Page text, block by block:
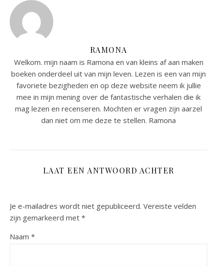
RAMONA
Welkom. mijn naam is Ramona en van kleins af aan maken
boeken onderdeel uit van mijn leven. Lezen is een van mijn
favoriete bezigheden en op deze website neem ik jullie
mee in mijn mening over de fantastische verhalen die ik
mag lezen en recenseren. Mochten er vragen zijn aarzel
dan niet om me deze te stellen. Ramona
LAAT EEN ANTWOORD ACHTER
Je e-mailadres wordt niet gepubliceerd. Vereiste velden
zijn gemarkeerd met *
Naam *